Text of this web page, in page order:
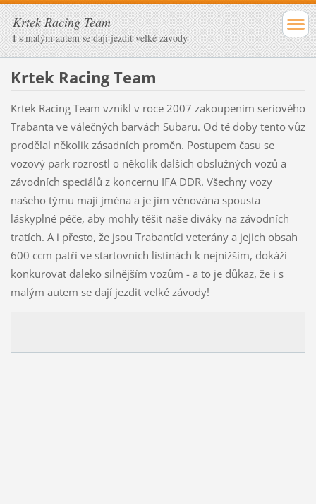
Krtek Racing Team
I s malým autem se dají jezdit velké závody
Krtek Racing Team
Krtek Racing Team vznikl v roce 2007 zakoupením seriového
Trabanta ve válečných barvách Subaru. Od té doby tento vůz
prodělal několik zásadních proměn. Postupem času se
vozový park rozrostl o několik dalších obslužných vozů a
závodních speciálů z koncernu IFA DDR. Všechny vozy
našeho týmu mají jména a je jim věnována spousta
láskyplné péče, aby mohly těšit naše diváky na závodních
tratích. A i přesto, že jsou Trabantíci veterány a jejich obsah
600 ccm patří ve startovních listinách k nejnižším, dokáží
konkurovat daleko silnějším vozům - a to je důkaz, že i s
malým autem se dají jezdit velké závody!